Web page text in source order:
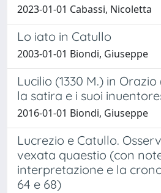
2023-01-01 Cabassi, Nicoletta
Lo iato in Catullo
2003-01-01 Biondi, Giuseppe
Lucilio (1330 M.) in Orazio
la satira e i suoi
2016-01-01 Biondi, Giuseppe
Lucrezio e Catullo.
vexata quaestio (con
interpretazione e la
64 e 68)